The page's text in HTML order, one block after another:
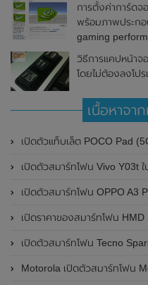
การตั้งค่าการ์ดจ
พร้อมภาพประก
gaming
วิธีการแคปหน้า
โดยไม่ต้องลงโป
เนื้อหาจา
เปิดตัวแท็บเล็ต POCO Pad (5G) อย่างเป็นทางการแล้วในประเทศอิน
เปิดตัวสมาร์ทโฟน Vivo Y03t ในประเทศฟิลิปปินส์อย่างเป็นทางการแล้ว มาพร้อมชิปเ
เปิดตัวสมาร์ทโฟน OPPO A3 Pro (5G) และ OPPO A3x
เปิดราคาของสมาร์ทโฟน HMD Skyline ใน
เปิดตัวสมาร์ทโฟน Tecno Spark Go 1 อย่างเป็นทางการแล้ว มา
Motorola เปิดตัวสมาร์ทโฟน Moto